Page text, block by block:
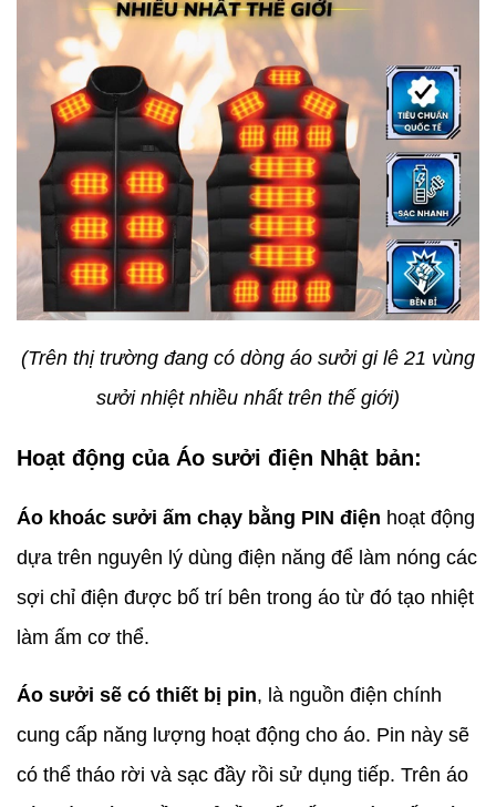
(Trên thị trường đang có dòng áo sưởi gi lê 21 vùng
sưởi nhiệt nhiều nhất trên thế giới)
Hoạt động của Áo sưởi điện Nhật bản:
Áo khoác sưởi ấm chạy bằng PIN điện hoạt động
dựa trên nguyên lý dùng điện năng để làm nóng các
sợi chỉ điện được bố trí bên trong áo từ đó tạo nhiệt
làm ấm cơ thể.
Áo sưởi sẽ có thiết bị pin, là nguồn điện chính
cung cấp năng lượng hoạt động cho áo. Pin này sẽ
có thể tháo rời và sạc đầy rồi sử dụng tiếp. Trên áo